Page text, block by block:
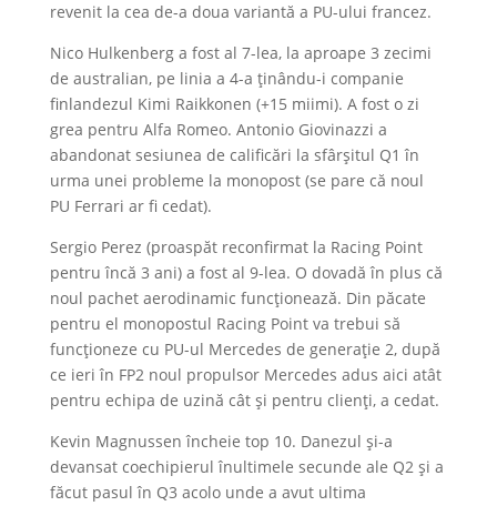
revenit la cea de-a doua variantă a PU-ului francez.
Nico Hulkenberg a fost al 7-lea, la aproape 3 zecimi
de australian, pe linia a 4-a ținându-i companie
finlandezul Kimi Raikkonen (+15 miimi). A fost o zi
grea pentru Alfa Romeo. Antonio Giovinazzi a
abandonat sesiunea de calificări la sfârșitul Q1 în
urma unei probleme la monopost (se pare că noul
PU Ferrari ar fi cedat).
Sergio Perez (proaspăt reconfirmat la Racing Point
pentru încă 3 ani) a fost al 9-lea. O dovadă în plus că
noul pachet aerodinamic funcționează. Din păcate
pentru el monopostul Racing Point va trebui să
funcționeze cu PU-ul Mercedes de generație 2, după
ce ieri în FP2 noul propulsor Mercedes adus aici atât
pentru echipa de uzină cât și pentru clienți, a cedat.
Kevin Magnussen încheie top 10. Danezul și-a
devansat coechipierul înultimele secunde ale Q2 și a
făcut pasul în Q3 acolo unde a avut ultima